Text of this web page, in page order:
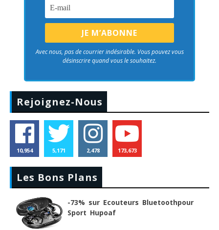
Avec nous, pas de courrier indésirable. Vous pouvez vous
désinscrire quand vous le souhaitez.
Rejoignez-Nous
10,954 5,171 2,478 173,673
Les Bons Plans
-73% sur Ecouteurs Bluetoothpour
Sport Hupoaf